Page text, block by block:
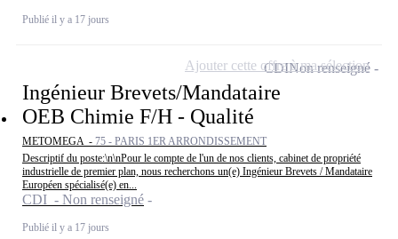
Publié il y a 17 jours
Ingénieur Brevets/Mandataire
OEB Chimie F/H - Qualité
METOMEGA - 75 - PARIS 1ER ARRONDISSEMENT
Descriptif du poste:\n\nPour le compte de l'un de nos clients, cabinet de propriété
industrielle de premier plan, nous recherchons un(e) Ingénieur Brevets / Mandataire
Européen spécialisé(e) en...
CDI - Non renseigné
Publié il y a 17 jours
CDINon renseigné
Ajouter cette offre à ma sélection